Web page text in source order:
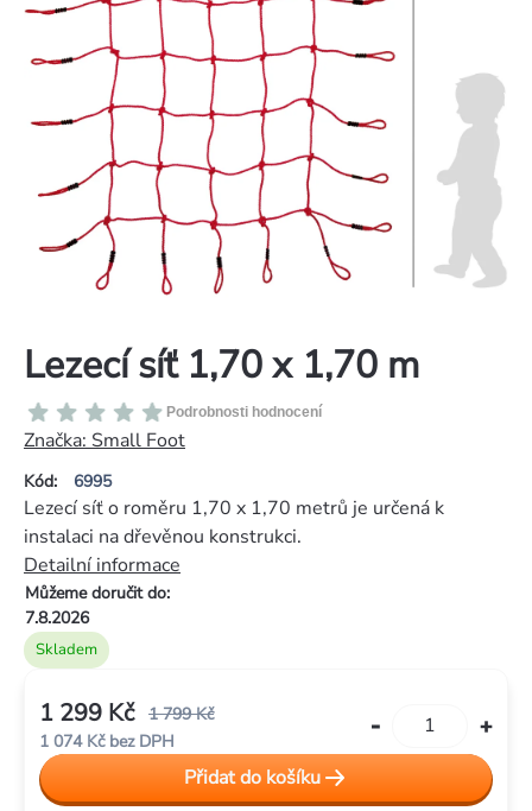
Lezecí síť 1,70 x 1,70 m
Kód: 6995
Průměrné
hodnocení
produktu
je
0,0
z
5
hvězdiček.
Podrobnosti hodnocení
Značka: Small Foot
Skladem
Můžeme doručit do:
7.8.2026
Lezecí síť o roměru 1,70 x 1,70 metrů je určená k
instalaci na dřevěnou konstrukci.
Detailní informace
1 799 Kč
1 299 Kč
1 074 Kč bez DPH
Měrná
cena:
Přidat do košíku